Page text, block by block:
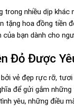
nhiều dịp
tặng hoa đồng
bạn dành cho
Đỏ Được
vẻ đẹp rực rỡ,
để gửi gắm
yêu, những điều